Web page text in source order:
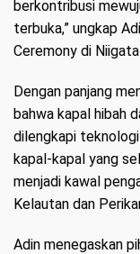
berkontribusi
terbuka,” ungkap
Ceremony di
Dengan panjang
bahwa kapal hibah
dilengkapi
kapal-kapal yang
menjadi kawal
Kelautan dan
Adin menegaskan